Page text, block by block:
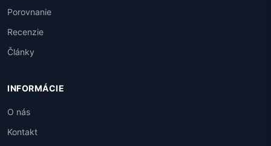
Porovnanie
Recenzie
Články
INFORMÁCIE
O nás
Kontakt